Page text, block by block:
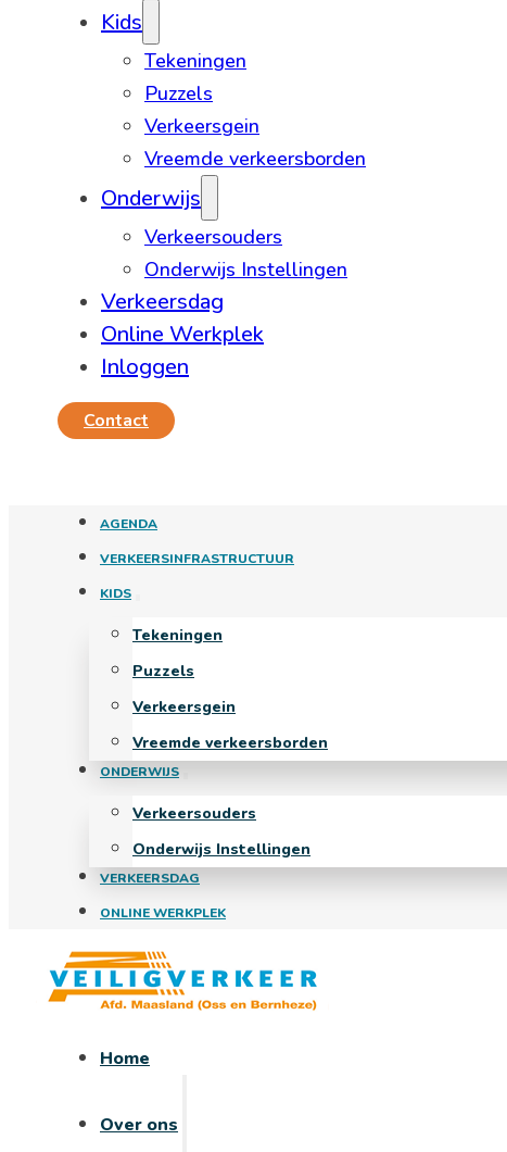
Kids
Tekeningen
Puzzels
Verkeersgein
Vreemde verkeersborden
Onderwijs
Verkeersouders
Onderwijs Instellingen
Verkeersdag
Online Werkplek
Inloggen
Contact
AGENDA
VERKEERSINFRASTRUCTUUR
KIDS
Tekeningen
Puzzels
Verkeersgein
Vreemde verkeersborden
ONDERWIJS
Verkeersouders
Onderwijs Instellingen
VERKEERSDAG
ONLINE WERKPLEK
Home
Over ons